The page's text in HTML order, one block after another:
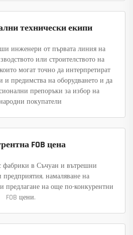
технически екипи
инженери от първата линия на
или строителството на
могат точно да интерпретират
и предимства на оборудването и да
препоръки за избор на
покупатели
FOB цена
фабрики в Съчуан и вътрешни
предприятия, намаляване на
предлагане на още по-конкурентни
FOB цени.